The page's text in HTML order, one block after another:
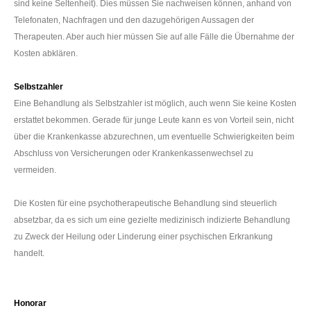
sind keine Seltenheit). Dies müssen Sie nachweisen können, anhand von
Telefonaten, Nachfragen und den dazugehörigen Aussagen der
Therapeuten. Aber auch hier müssen Sie auf alle Fälle die Übernahme der
Kosten abklären.
Selbstzahler
Eine Behandlung als Selbstzahler ist möglich, auch wenn Sie keine Kosten
erstattet bekommen. Gerade für junge Leute kann es von Vorteil sein, nicht
über die Krankenkasse abzurechnen, um eventuelle Schwierigkeiten beim
Abschluss von Versicherungen oder Krankenkassenwechsel zu
vermeiden.
Die Kosten für eine psychotherapeutische Behandlung sind steuerlich
absetzbar, da es sich um eine gezielte medizinisch indizierte Behandlung
zu Zweck der Heilung oder Linderung einer psychischen Erkrankung
handelt.
Honorar